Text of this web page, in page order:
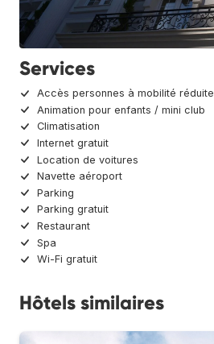
Services
Accès personnes à mobilité réduite
Animation pour enfants / mini club
Climatisation
Internet gratuit
Location de voitures
Navette aéroport
Parking
Parking gratuit
Restaurant
Spa
Wi-Fi gratuit
Hôtels similaires